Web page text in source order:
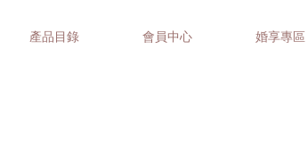
產品目錄 會員中心 婚享專區